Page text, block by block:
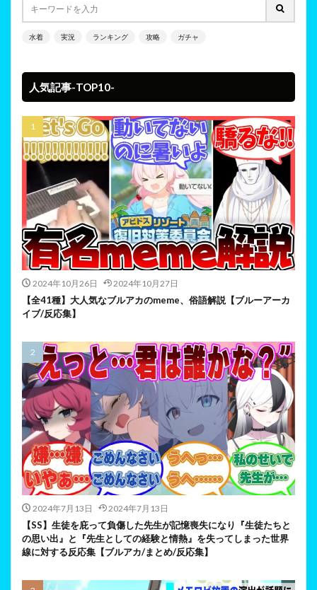
水着 実況 ランキング 攻略 ガチャ
人気記事-TOP10-
2024年10月26日 2024年10月27日
【全41種】大人気なブルアカのmeme、俗語解説【ブルーアーカ
イブ/反応集】
2024年7月13日 2024年7月13日
【SS】生徒を庇って負傷した先生が記憶喪失になり『生徒たちと
の思い出』と『先生としての経験と情熱』を失ってしまった世界
線に対する反応集【ブルアカ/まとめ/反応集】